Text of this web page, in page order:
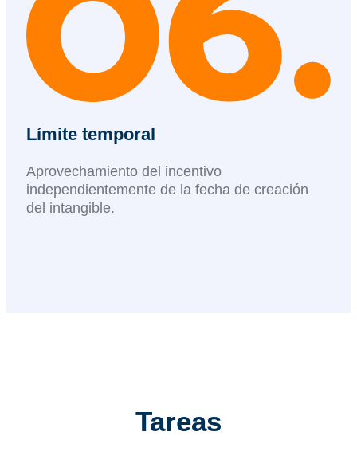
Límite temporal
Aprovechamiento del incentivo
independientemente de la fecha de creación
del intangible.​
Tareas